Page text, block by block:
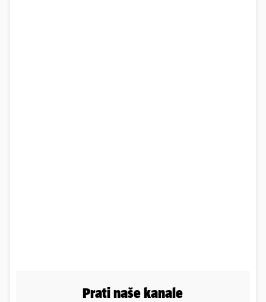
Prati naše kanale